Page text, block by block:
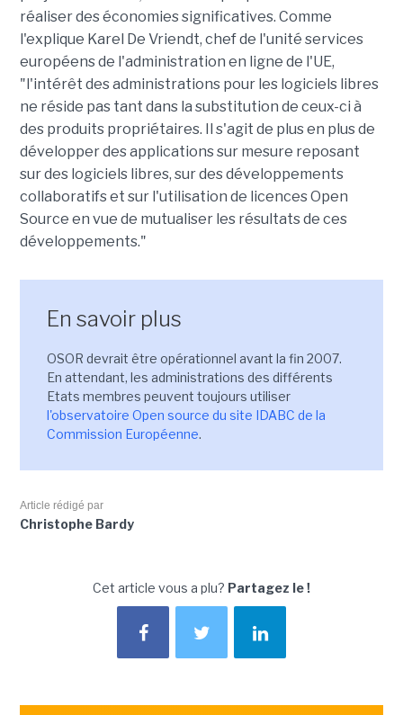
réaliser des économies significatives. Comme
l'explique Karel De Vriendt, chef de l'unité services
européens de l'administration en ligne de l'UE,
"l'intérêt des administrations pour les logiciels libres
ne réside pas tant dans la substitution de ceux-ci à
des produits propriétaires. Il s'agit de plus en plus de
développer des applications sur mesure reposant
sur des logiciels libres, sur des développements
collaboratifs et sur l'utilisation de licences Open
Source en vue de mutualiser les résultats de ces
développements."
En savoir plus
OSOR devrait être opérationnel avant la fin 2007.
En attendant, les administrations des différents
Etats membres peuvent toujours utiliser
l'observatoire Open source du site IDABC de la
Commission Européenne.
Article rédigé par
Christophe Bardy
Cet article vous a plu? Partagez le !